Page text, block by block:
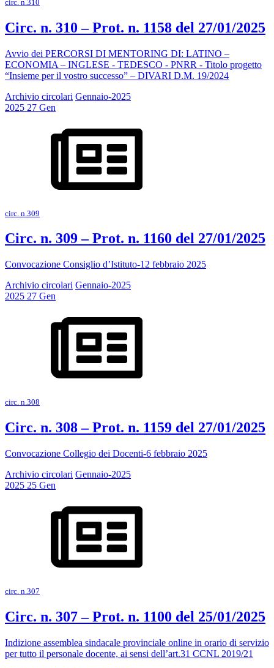
circ. n.310
Circ. n. 310 – Prot. n. 1158 del 27/01/2025
Avvio dei PERCORSI DI MENTORING DI: LATINO –
ECONOMIA – INGLESE - TEDESCO - PNRR - Titolo progetto
“Insieme per il vostro successo” – DIVARI D.M. 19/2024
Archivio circolari Gennaio-2025
2025 27 Gen
circ. n.309
Circ. n. 309 – Prot. n. 1160 del 27/01/2025
Convocazione Consiglio d’Istituto-12 febbraio 2025
Archivio circolari Gennaio-2025
2025 27 Gen
circ. n.308
Circ. n. 308 – Prot. n. 1159 del 27/01/2025
Convocazione Collegio dei Docenti-6 febbraio 2025
Archivio circolari Gennaio-2025
2025 25 Gen
circ. n.307
Circ. n. 307 – Prot. n. 1100 del 25/01/2025
Indizione assemblea sindacale provinciale online in orario di servizio
per tutto il personale docente, ai sensi dell’art.31 CCNL 2019/21